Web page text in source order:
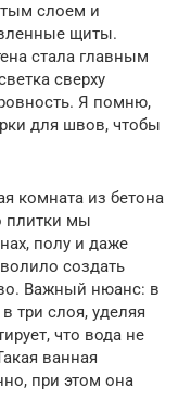
слоем и
щиты.
стала главным
сверху
Я помню,
для швов, чтобы
комната из бетона
плитки мы
полу и даже
создать
Важный нюанс: в
три слоя, уделяя
что вода не
ванная
при этом она